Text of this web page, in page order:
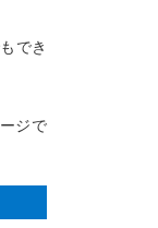
でき
ジで